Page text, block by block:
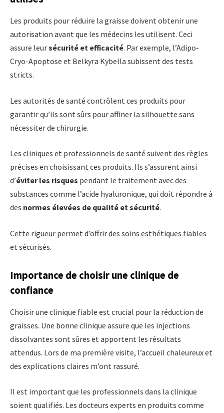
Les produits pour réduire la graisse doivent obtenir une
autorisation avant que les médecins les utilisent. Ceci
assure leursécurité et efficacité. Par exemple, l’Adipo-
Cryo-Apoptose et Belkyra Kybella subissent des tests
stricts.
Les autorités de santé contrôlent ces produits pour
garantir qu’ils sont sûrs pour affiner la silhouette sans
nécessiter de chirurgie.
Les cliniques et professionnels de santé suivent des règles
précises en choisissant ces produits. Ils s’assurent ainsi
d’éviter les risques pendant le traitement avec des
substances comme l’acide hyaluronique, qui doit répondre à
des normes élevées de qualité et sécurité.
Cette rigueur permet d’offrir des soins esthétiques fiables
et sécurisés.
Importance de choisir une clinique de
confiance
Choisir une clinique fiable est crucial pour la réduction de
graisses. Une bonne clinique assure que les injections
dissolvantes sont sûres et apportent les résultats
attendus. Lors de ma première visite, l’accueil chaleureux et
des explications claires m’ont rassuré.
Il est important que les professionnels dans la clinique
soient qualifiés. Les docteurs experts en produits comme